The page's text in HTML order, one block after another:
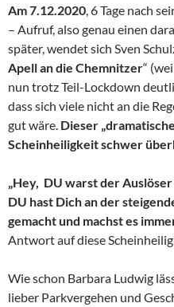
Am 7.12.2020 , 6 Tage nach
– Aufruf, also genau einen
später, wendet sich Sven
Apell an die Chemnitzer“
nun trotz Teil-Lockdown
dass sich viele nicht an die
gut wäre. Dieser
Scheinheiligkeit schwer
„Hey, DU warst der
DU hast Dich an der
gemacht und machst es
Antwort auf diese
Wie schon Barbara Ludwig
lieber Parkvergehen und